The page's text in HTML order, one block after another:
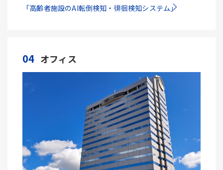
「高齢者施設のAI転倒検知・徘徊検知システム」
04 オフィス